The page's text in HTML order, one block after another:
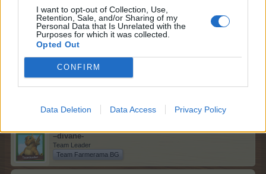
I want to opt-out of Collection, Use,
Retention, Sale, and/or Sharing of my
Personal Data that Is Unrelated with the
Purposes for which it was collected.
Opted Out
CONFIRM
Data Deletion Data Access Privacy Policy
–divane-
Team Leader
Team Farmerama BG